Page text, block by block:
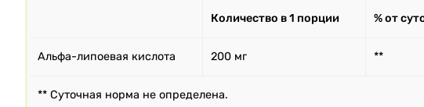
Количество в 1 порции % от
Альфа-липоевая кислота 200 мг **
** Суточная норма не определена.